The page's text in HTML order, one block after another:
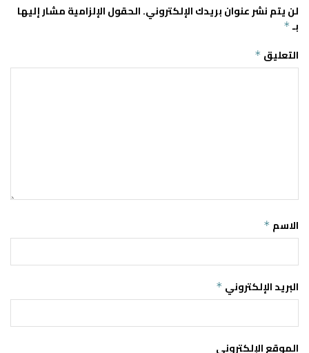
لن يتم نشر عنوان بريدك الإلكتروني.الحقول الإلزامية مشار إليها
بـ *
التعليق *
الاسم *
البريد الإلكتروني *
الموقع الإلكتروني